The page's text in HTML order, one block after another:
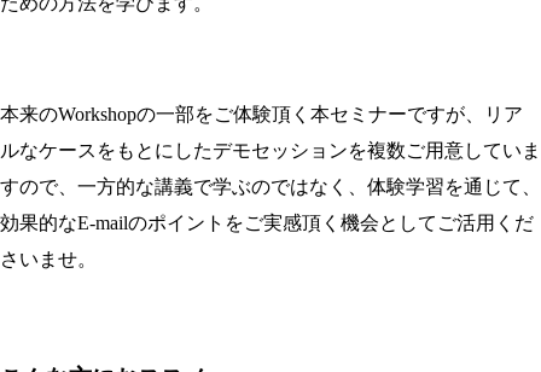
本来のWorkshopの一部をご体験頂く本セミナーですが、リア
ルなケースをもとにしたデモセッションを複数ご用意していま
すので、一方的な講義で学ぶのではなく、体験学習を通じて、
効果的なE-mailのポイントをご実感頂く機会としてご活用くだ
さいませ。